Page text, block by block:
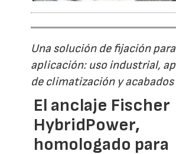
Una solución de fijación
aplicación: uso industrial,
de climatización y
El anclaje Fischer
HybridPower,
homologado para